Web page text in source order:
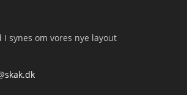
new
I synes om vores nye layout
Opens